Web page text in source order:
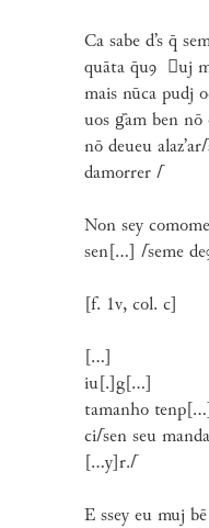
Ca sabe d’s q̄
quāta q̄uꝯ uj
mais nūca pudj
uos g᷈am ben nō
nō deueu alaz’ar⌈
damorrer⌈
Non sey
sen[...]⌈seme
[f. 1v, col. c]
[...]
iu[.]g[...]
tamanho tenp[...]
ci⌈sen seu
[...y]r.⌈
E ssey eu muj